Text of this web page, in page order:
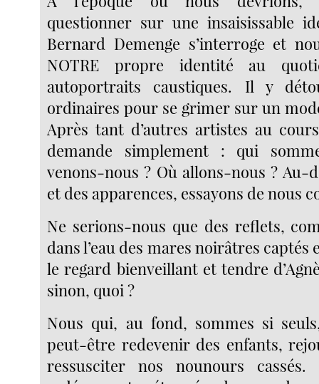
questionner sur une insaisissable
Bernard Demenge s’interroge et
NOTRE propre identité au
autoportraits caustiques. Il y
ordinaires pour se grimer sur un
Après tant d’autres artistes au
demande simplement : qui
venons-nous ? Où allons-nous ? Au-
et des apparences, essayons de nous
Ne serions-nous que des reflets,
dans l’eau des mares noirâtres
le regard bienveillant et tendre
sinon, quoi ?
Nous qui, au fond, sommes si
peut-être redevenir des enfants,
ressusciter nos nounours cassés.